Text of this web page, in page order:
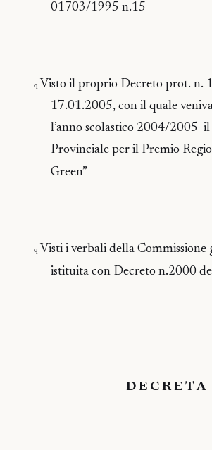
01703/1995 n.15
q Visto il proprio Decreto prot. n.
17.01.2005, con il quale
l’anno scolastico 2004/2005 il
Provinciale per il Premio
Green”
q Visti i verbali della Commissione
istituita con Decreto n.2000
D E C R E T A